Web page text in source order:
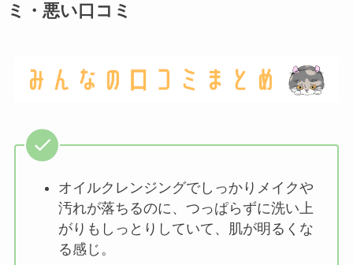
ミ・悪い口コミ
オイルクレンジングでしっかりメイクや
汚れが落ちるのに、つっぱらずに洗い上
がりもしっとりしていて、肌が明るくな
る感じ。